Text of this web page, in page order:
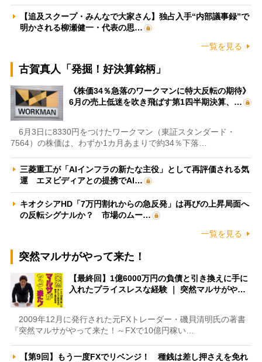
【追及スクープ・みんなで大家さん】独占入手“内部議事録”で
明かされる柳瀬健一・代表の思…
一覧を見る
古賀真人「発掘！好決算銘柄」
《株価34％急落のワークマンに特大反転の期待》
6月の売上低迷を吹き飛ばす第1四半期決算、…
6月3日に8330円をつけたワークマン（東証スタンダード・
7564）の株価は、わずか1カ月あまりで約34％下落…
三菱重工が「AIインフラの新たな主役」として再評価される気
運 エヌビディアとの提携でAI…
キオクシアHD「7万円割れからの急反発」は再びの上昇局面へ
の反転シグナルか？ 市場のムー…
一覧を見る
突然マルサがやって来た！
【最終回】1億6000万円の負債と引き換えに手に
入れたプライスレスな経験 ｜ 突然マルサがや…
2009年12月に発行された元FXトレーダー・磯貝清明氏の著書
『突然マルサがやって来た！～FXで10億円稼い…
【第9回】もう一度FXでリベンジ！ 種銭は差し押さえを免れ